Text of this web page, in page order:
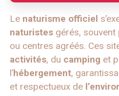
Le naturisme officiel
naturistes gérés,
ou centres agréés. Ces
activités, du camping et
l’hébergement,
et respectueux de